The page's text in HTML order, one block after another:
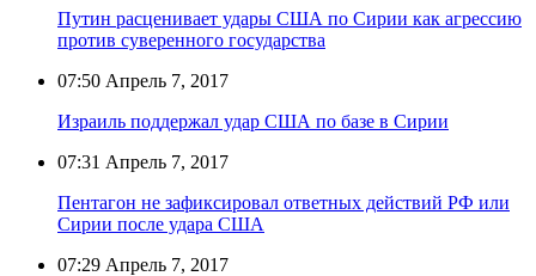
Путин расценивает удары США по Сирии как агрессию
против суверенного государства
07:50 Апрель 7, 2017
Израиль поддержал удар США по базе в Сирии
07:31 Апрель 7, 2017
Пентагон не зафиксировал ответных действий РФ или
Сирии после удара США
07:29 Апрель 7, 2017